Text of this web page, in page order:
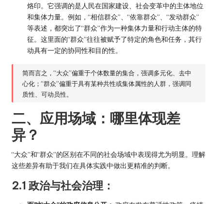
烙印。它强调的是人民在国家建设、社会变革中的主体地位
和集体力量。例如，“相信群众”、“依靠群众”、“发动群众”
等表述，都突出了“群众”作为一种集体力量和行动主体的特
征。这里面的“群众”往往被赋予了特定的角色和任务，其行
动具有一定的协同性和目的性。
简而言之，“大众”偏重于个体数量的集合，强调多元化、去中
心化；“群众”偏重于具有某种共性或集体属性的人群，强调同
质性、可动员性。
二、应用场域：哪里体现差
异？
“大众”和“群众”的区别在不同的社会场域中表现得尤为明显。理解
这些差异有助于我们在具体实践中做出更精准的判断。
2.1 政治与社会治理：